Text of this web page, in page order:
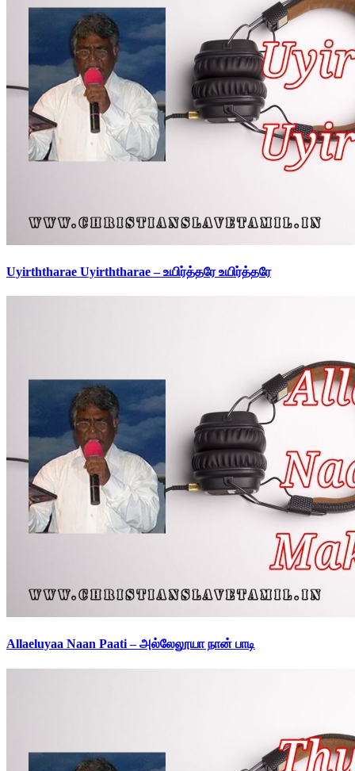
Uyirththarae Uyirththarae – உயிர்த்தரே உயிர்த்தரே
Allaeluyaa Naan Paati – அல்லேலூயா நான் பாடி